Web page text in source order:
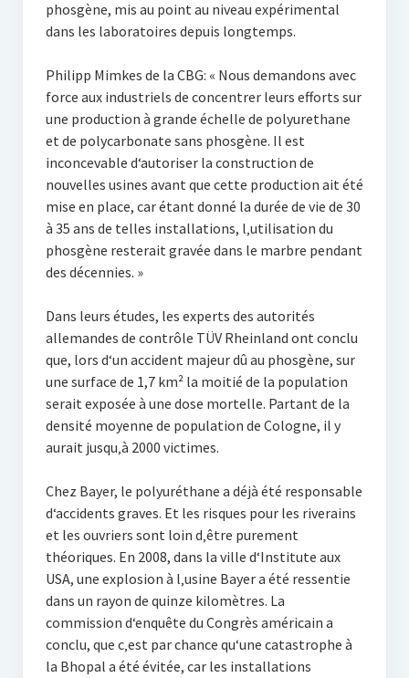
phosgène, mis au point au niveau expérimental
dans les laboratoires depuis longtemps.
Philipp Mimkes de la CBG: « Nous demandons avec
force aux industriels de concentrer leurs efforts sur
une production à grande échelle de polyurethane
et de polycarbonate sans phosgène. Il est
inconcevable d‘autoriser la construction de
nouvelles usines avant que cette production ait été
mise en place, car étant donné la durée de vie de 30
à 35 ans de telles installations, l‚utilisation du
phosgène resterait gravée dans le marbre pendant
des décennies. »
Dans leurs études, les experts des autorités
allemandes de contrôle TÜV Rheinland ont conclu
que, lors d‘un accident majeur dû au phosgène, sur
une surface de 1,7 km² la moitié de la population
serait exposée à une dose mortelle. Partant de la
densité moyenne de population de Cologne, il y
aurait jusqu‚à 2000 victimes.
Chez Bayer, le polyuréthane a déjà été responsable
d‘accidents graves. Et les risques pour les riverains
et les ouvriers sont loin d‚être purement
théoriques. En 2008, dans la ville d‘Institute aux
USA, une explosion à l‚usine Bayer a été ressentie
dans un rayon de quinze kilomètres. La
commission d‘enquête du Congrès américain a
conclu, que c‚est par chance qu‘une catastrophe à
la Bhopal a été évitée, car les installations